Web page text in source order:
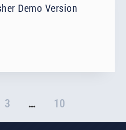
Demo Version
3 … 10